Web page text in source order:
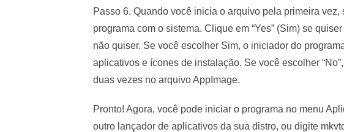
Passo 6. Quando você inicia o arquivo pela primeira
programa com o sistema. Clique em “Yes” (Sim) se
não quiser. Se você escolher Sim, o iniciador do
aplicativos e ícones de instalação. Se você escolher
duas vezes no arquivo AppImage.
Pronto! Agora, você pode iniciar o programa no menu
outro lançador de aplicativos da sua distro, ou digite